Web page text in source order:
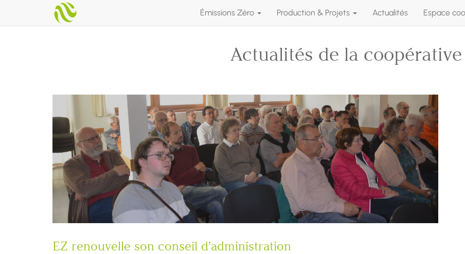
Émissions Zéro Production & Projets Actualités Espace
Actualités de la coopérative
EZ renouvelle son conseil d'administration